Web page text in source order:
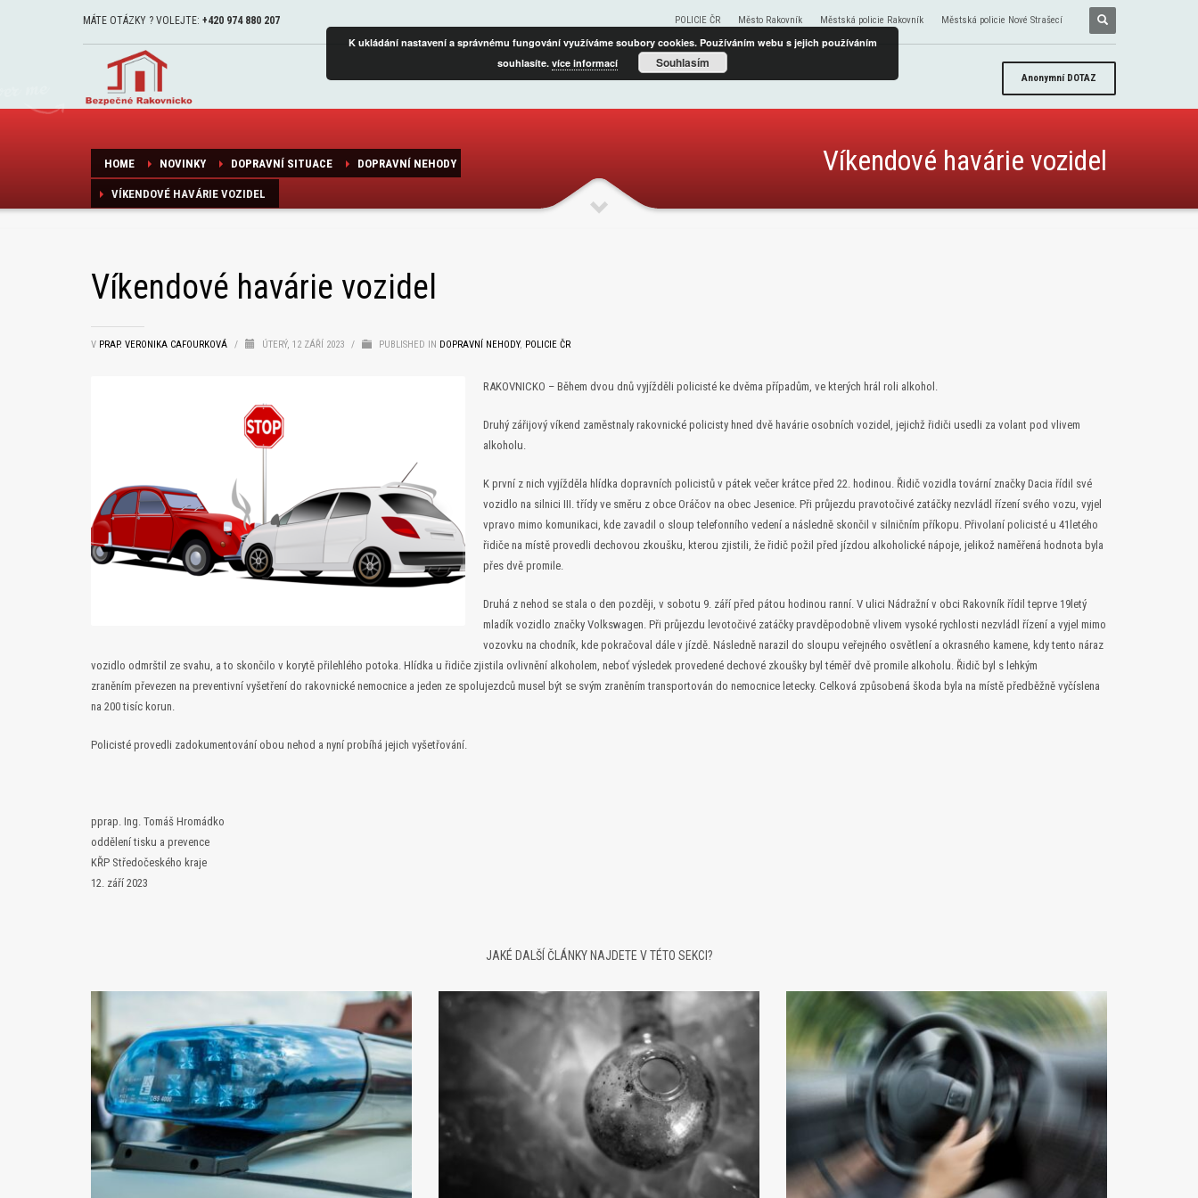
MÁTE OTÁZKY ? VOLEJTE: +420 974 880 207 POLICIE ČR Město Rakovník Městská policie Rakovník Městská policie Nové Strašecí
AnonymníDOTAZ
HOME NOVINKY DOPRAVNÍ SITUACE DOPRAVNÍ NEHODY
VÍKENDOVÉ HAVÁRIE VOZIDEL
Víkendové havárie vozidel
Víkendové havárie vozidel
V PRAP. VERONIKA CAFOURKOVÁ / ÚTERÝ, 12 ZÁŘÍ 2023 / PUBLISHED IN DOPRAVNÍ NEHODY, POLICIE ČR
RAKOVNICKO – Během dvou dnů vyjížděli policisté ke dvěma případům, ve kterých hrál roli alkohol.
Druhý zářijový víkend zaměstnaly rakovnické policisty hned dvě havárie osobních vozidel, jejichž řidiči usedli za volant pod vlivem
alkoholu.
K první z nich vyjížděla hlídka dopravních policistů v pátek večer krátce před 22. hodinou. Řidič vozidla tovární značky Dacia řídil své
vozidlo na silnici III. třídy ve směru z obce Oráčov na obec Jesenice. Při průjezdu pravotočivé zatáčky nezvládl řízení svého vozu, vyjel
vpravo mimo komunikaci, kde zavadil o sloup telefonního vedení a následně skončil v silničním příkopu. Přivolaní policisté u 41letého
řidiče na místě provedli dechovou zkoušku, kterou zjistili, že řidič požil před jízdou alkoholické nápoje, jelikož naměřená hodnota byla
přes dvě promile.
Druhá z nehod se stala o den později, v sobotu 9. září před pátou hodinou ranní. V ulici Nádražní v obci Rakovník řídil teprve 19letý
mladík vozidlo značky Volkswagen. Při průjezdu levotočivé zatáčky pravděpodobně vlivem vysoké rychlosti nezvládl řízení a vyjel mimo
vozovku na chodník, kde pokračoval dále v jízdě. Následně narazil do sloupu veřejného osvětlení a okrasného kamene, kdy tento náraz
vozidlo odmrštil ze svahu, a to skončilo v korytě přilehlého potoka. Hlídka u řidiče zjistila ovlivnění alkoholem, neboť výsledek provedené dechové zkoušky byl téměř dvě promile alkoholu. Řidič byl s lehkým
zraněním převezen na preventivní vyšetření do rakovnické nemocnice a jeden ze spolujezdců musel být se svým zraněním transportován do nemocnice letecky. Celková způsobená škoda byla na místě předběžně vyčíslena
na 200 tisíc korun.
Policisté provedli zadokumentování obou nehod a nyní probíhá jejich vyšetřování.
pprap. Ing. Tomáš Hromádko
oddělení tisku a prevence
KŘP Středočeského kraje
12. září 2023
JAKÉ DALŠÍ ČLÁNKY NAJDETE V TÉTO SEKCI?
K ukládání nastavení a správnému fungování využíváme soubory cookies. Používáním webu s jejich používáním
souhlasíte. více informací Souhlasím